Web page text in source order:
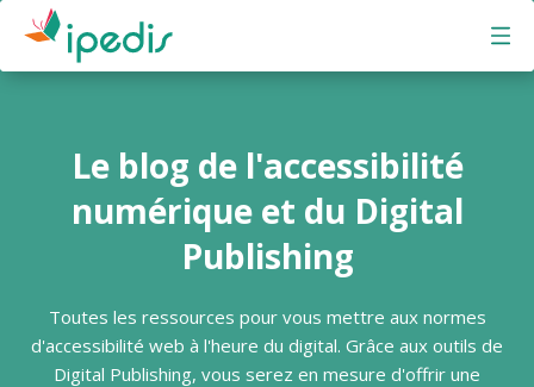
Ipedis - Aller à la page d'accueil
Le blog de l'accessibilité
numérique et du Digital
Publishing
Toutes les ressources pour vous mettre aux normes
d'accessibilité web à l'heure du digital. Grâce aux outils de
Digital Publishing, vous serez en mesure d'offrir une